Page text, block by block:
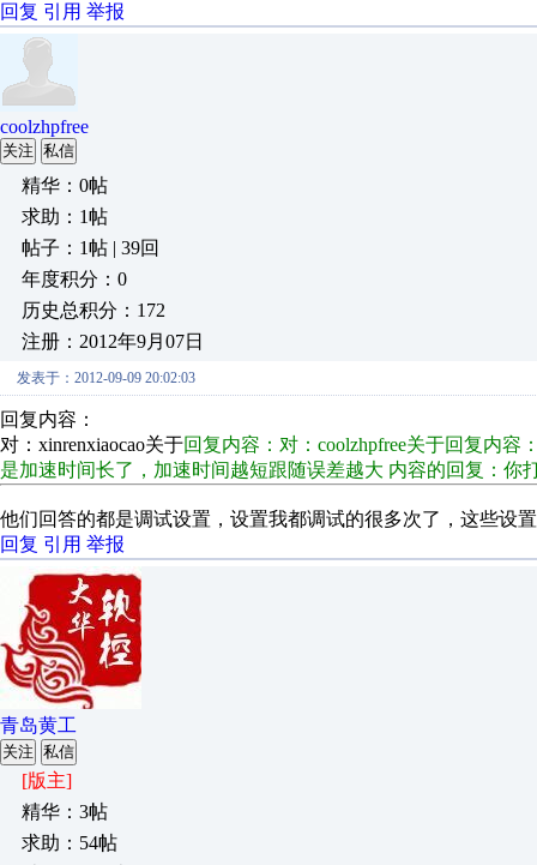
回复 引用 举报
coolzhpfree
关注 私信
精华：0帖
求助：1帖
帖子：1帖 | 39回
年度积分：0
历史总积分：172
注册：2012年9月07日
发表于：2012-09-09 20:02:03
回复内容：
对：xinrenxiaocao关于回复内容：对：coolzhpfree关于回复内容
是加速时间长了，加速时间越短跟随误差越大 内容的回复：你
他们回答的都是调试设置，设置我都调试的很多次了，这些设
回复 引用 举报
青岛黄工
关注 私信
[版主]
精华：3帖
求助：54帖